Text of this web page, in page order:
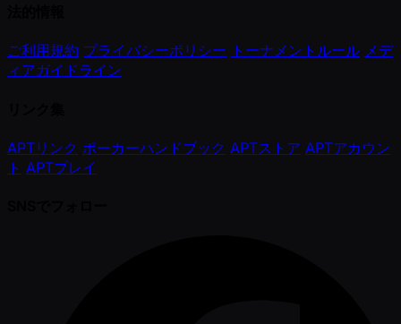
ご利用規約 プライバシーポリシー トーナメントルール メデ
ィアガイドライン
APTリンク ポーカーハンドブック APTストア APTアカウン
ト APTプレイ